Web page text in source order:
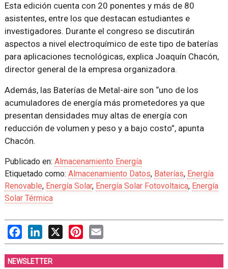
Esta edición cuenta con 20 ponentes y más de 80
asistentes, entre los que destacan estudiantes e
investigadores. Durante el congreso se discutirán
aspectos a nivel electroquímico de este tipo de baterías
para aplicaciones tecnológicas, explica Joaquín Chacón,
director general de la empresa organizadora.
Además, las Baterías de Metal-aire son uno de los
acumuladores de energía más prometedores ya que
presentan densidades muy altas de energía con
reducción de volumen y peso y a bajo costo , apunta
Chacón.
Publicado en: Almacenamiento Energía
Etiquetado como: Almacenamiento Datos, Baterías, Energía
Renovable, Energía Solar, Energía Solar Fotovoltaica, Energía
Solar Térmica
FacebookLinkedIn Pinterest
NEWSLETTER